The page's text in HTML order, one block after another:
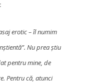
erotic – îl numim
Nu prea știu
pentru mine, de
Pentru că, atunci